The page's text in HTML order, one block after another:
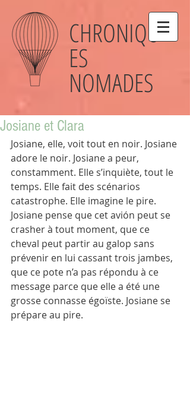
CHRONIQU
ES
NOMADES
Josiane et Clara
Josiane, elle, voit tout en noir. Josiane
adore le noir. Josiane a peur,
constamment. Elle s’inquiète, tout le
temps. Elle fait des scénarios
catastrophe. Elle imagine le pire.
Josiane pense que cet avión peut se
crasher à tout moment, que ce
cheval peut partir au galop sans
prévenir en lui cassant trois jambes,
que ce pote n’a pas répondu à ce
message parce que elle a été une
grosse connasse égoïste. Josiane se
prépare au pire.